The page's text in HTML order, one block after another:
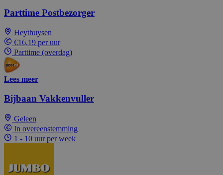
Parttime Postbezorger
Heythuysen
€16,19 per uur
Parttime (overdag)
Lees meer
Bijbaan Vakkenvuller
Geleen
In overeenstemming
1 - 10 uur per week